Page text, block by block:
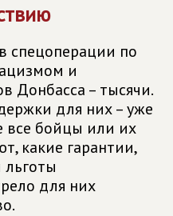
спецоперации по
и
Донбасса – тысячи.
для них – уже
все бойцы или их
какие гарантии,
для них